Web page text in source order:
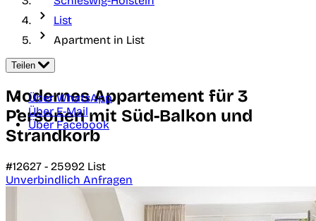
List
Apartment in List
Teilen
Über WhatsApp
Über E-Mail
Über Facebook
Modernes Appartement für 3
Personen mit Süd-Balkon und
Strandkorb
#12627 - 25992 List
Unverbindlich Anfragen